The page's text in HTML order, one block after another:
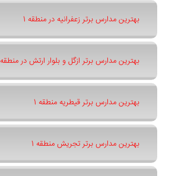
بهترین مدارس برتر زعفرانیه در منطقه 1
بهترین مدارس برتر ازگل و بلوار ارتش در منطقه 1
بهترین مدارس برتر قیطریه منطقه 1
بهترین مدارس برتر تجریش منطقه 1